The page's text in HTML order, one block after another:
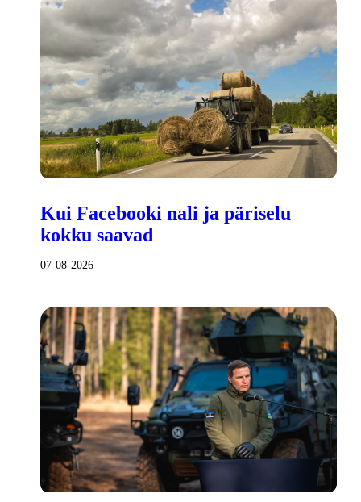
Kui Facebooki nali ja päriselu
kokku saavad
07-08-2026